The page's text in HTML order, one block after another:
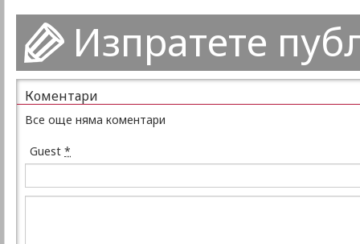
Изпратете
Коментари
Все още няма коментари
Guest *